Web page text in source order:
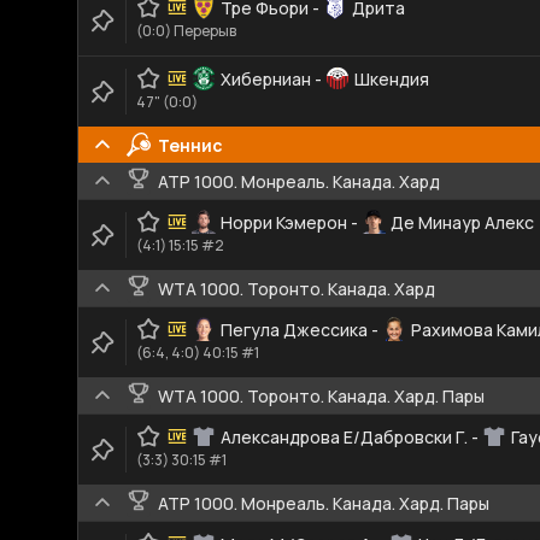
Тре Фьори - Дрита
(0:0) Перерыв
Хиберниан - Шкендия
47" (0:0)
Теннис
ATP 1000. Монреаль. Канада. Хард
Норри Кэмерон - Де Минаур Алекс
(4:1) 15:15 #2
WTA 1000. Торонто. Канада. Хард
Пегула Джессика - Рахимова
(6:4, 4:0) 40:15 #1
WTA 1000. Торонто. Канада. Хард. Пары
Александрова Е/Дабровски Г. -
(3:3) 30:15 #1
ATP 1000. Монреаль. Канада. Хард. Пары